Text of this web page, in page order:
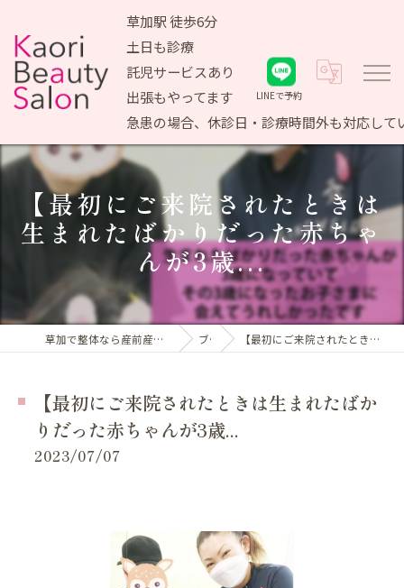
草加駅 徒歩6分
土日も診療
託児サービスあり
出張もやってます
急患の場合、休診日・診療時間外も対応して
LINEで予約
【最初にご来院されたときは
生まれたばかりだった赤ちゃ
んが3歳...
草加で整体なら産前産後ケア専門 かおりビューティサロン ブログ 【最初にご来院されたときは生まれたばかりだった赤ちゃんが3歳...
【最初にご来院されたときは生まれたばか
りだった赤ちゃんが3歳...
2023/07/07